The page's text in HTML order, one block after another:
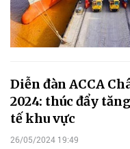
Diễn đàn ACCA
2024: thúc đẩy
tế khu vực
26/05/2024 19:49